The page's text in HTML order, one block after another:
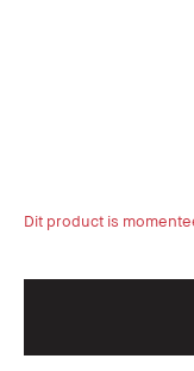
Dit product is